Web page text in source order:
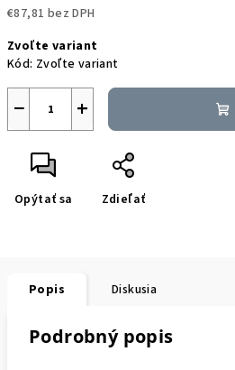
€87,81 bez DPH
cena:
Zvoľte variant
Kód: Zvoľte variant
+
−
Opýtať sa Zdieľať
Popis Diskusia
Podrobný popis